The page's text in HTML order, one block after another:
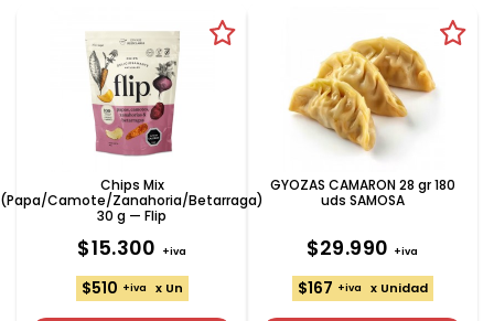
Chips Mix
(Papa/Camote/Zanahoria/Betarraga)
30 g — Flip
$15.300 +iva
$510 +iva x Un
GYOZAS CAMARON 28 gr 180
uds SAMOSA
$29.990 +iva
$167 +iva x Unidad